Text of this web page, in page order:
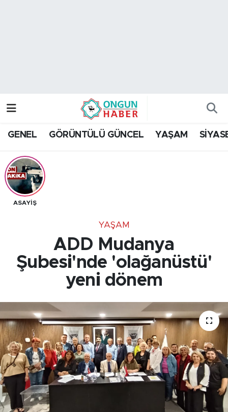
GENEL GÖRÜNTÜLÜ GÜNCEL YAŞAM
ASAYİŞ
YAŞAM
ADD Mudanya
Şubesi'nde 'olağanüstü'
yeni dönem
Trafik Durumu
Tüm Manşetler
Son Dakika Haberleri